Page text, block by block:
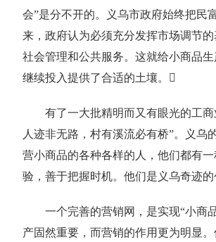
会”是分不开的。义乌市政府始终把民
来，政府认为必须充分发挥市场调节
社会管理和公共服务。这就给小商品
继续投入提供了合适的土壤。
有了一大批精明而又有眼光的工商
人迹非无路，村有溪流必有桥”。义
营小商品的各种各样的人，他们都有
验，善于把握时机。他们是义乌奇迹
一个完善的营销网，是实现“小商品
产固然重要，而营销的作用更为明显